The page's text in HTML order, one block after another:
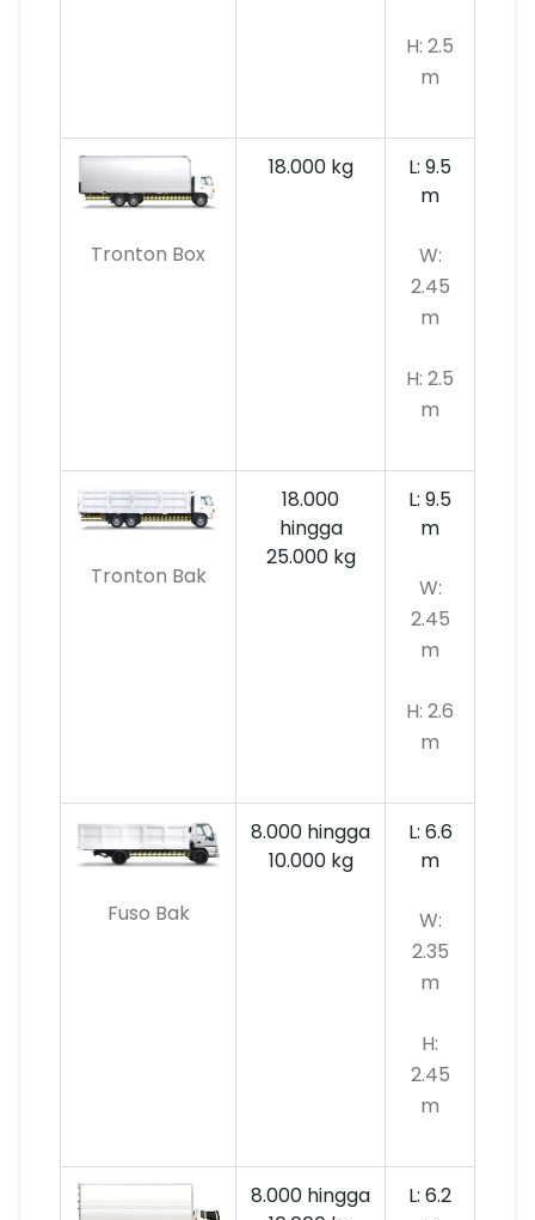
H: 2.5
m
Tronton Box
18.000 kg
L: 9.5
m
W:
2.45
m
H: 2.5
m
Tronton Bak
18.000
hingga
25.000 kg
L: 9.5
m
W:
2.45
m
H: 2.6
m
Fuso Bak
8.000 hingga
10.000kg
L: 6.6
m
W:
2.35
m
H:
2.45
m
8.000 hingga
L: 6.2